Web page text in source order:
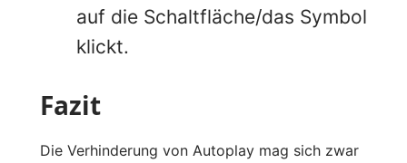
auf die Schaltfläche/das Symbol
klickt.
Fazit
Die Verhinderung von Autoplay mag sich zwar